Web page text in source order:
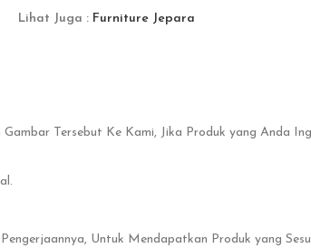
Lihat Juga : Furniture Jepara
Tersebut Ke Kami, Jika Produk yang Anda
Untuk Mendapatkan Produk yang